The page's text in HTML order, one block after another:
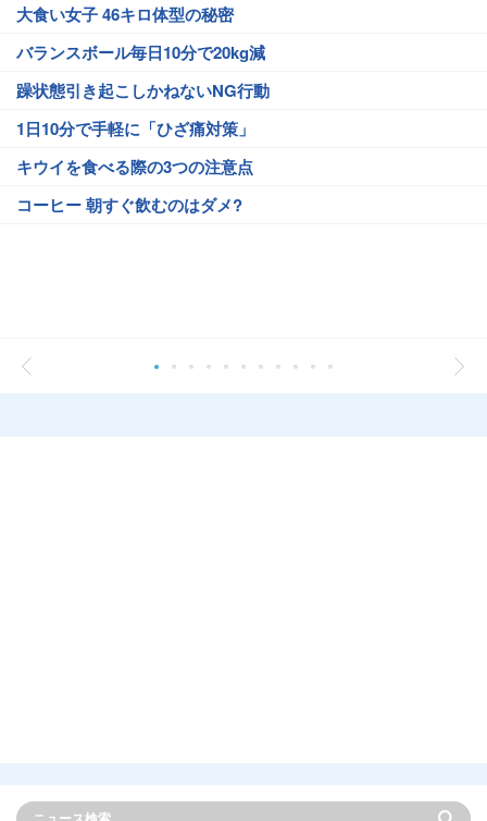
大食い女子 46キロ体型の秘密
バランスボール毎日10分で20kg減
躁状態引き起こしかねないNG行動
1日10分で手軽に「ひざ痛対策」
キウイを食べる際の3つの注意点
コーヒー 朝すぐ飲むのはダメ?